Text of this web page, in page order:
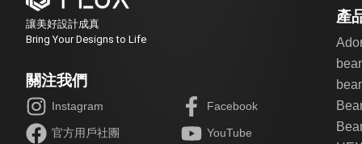
讓美好設計成真
Bring Your Designs to Life
關注我們
Instagram Facebook
官方用戶社團 YouTube
產